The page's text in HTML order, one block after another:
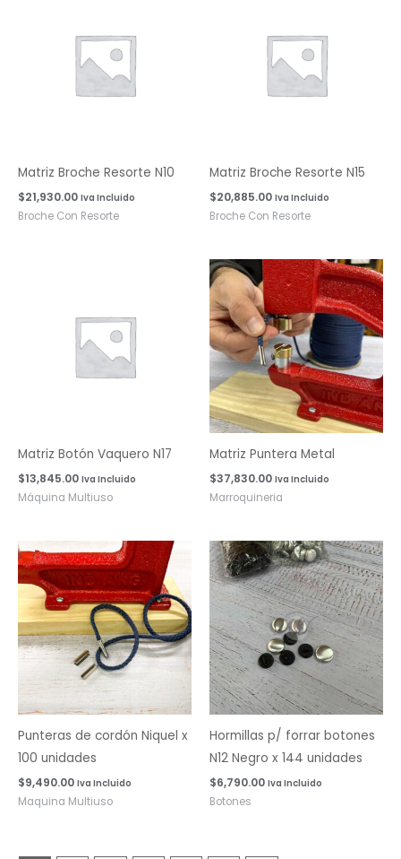
Matriz Broche Resorte N10
$21,930.00 Iva Incluido
Broche Con Resorte
Matriz Broche Resorte N15
$20,885.00 Iva Incluido
Broche Con Resorte
Matriz Botón Vaquero N17
$13,845.00 Iva Incluido
Máquina Multiuso
Matriz Puntera Metal
$37,830.00 Iva Incluido
Marroquineria
Punteras de cordón Niquel x
100 unidades
$9,490.00 Iva Incluido
Maquina Multiuso
Hormillas p/ forrar botones
N12 Negro x 144 unidades
$6,790.00 Iva Incluido
Botones